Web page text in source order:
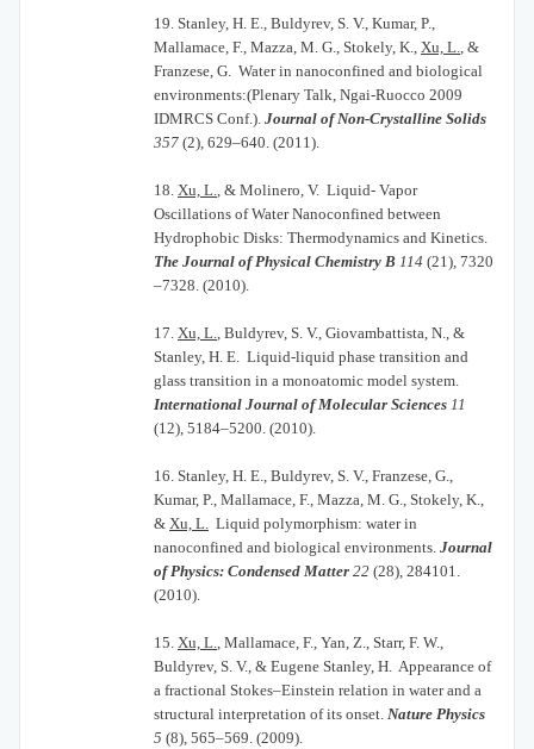
19. Stanley, H. E., Buldyrev, S. V., Kumar, P.,
Mallamace, F., Mazza, M. G., Stokely, K., Xu, L., &
Franzese, G. Water in nanoconfined and biological
environments:(Plenary Talk, Ngai-Ruocco 2009
IDMRCS Conf.). Journal of Non-Crystalline Solids
357 (2), 629–640. (2011).
18. Xu, L., & Molinero, V. Liquid- Vapor
Oscillations of Water Nanoconfined between
Hydrophobic Disks: Thermodynamics and Kinetics.
The Journal of Physical Chemistry B 114 (21), 7320
–7328. (2010).
17. Xu, L., Buldyrev, S. V., Giovambattista, N., &
Stanley, H. E. Liquid-liquid phase transition and
glass transition in a monoatomic model system.
International Journal of Molecular Sciences 11
(12), 5184–5200. (2010).
16. Stanley, H. E., Buldyrev, S. V., Franzese, G.,
Kumar, P., Mallamace, F., Mazza, M. G., Stokely, K.,
& Xu, L. Liquid polymorphism: water in
nanoconfined and biological environments. Journal
of Physics: Condensed Matter 22 (28), 284101.
(2010).
15. Xu, L., Mallamace, F., Yan, Z., Starr, F. W.,
Buldyrev, S. V., & Eugene Stanley, H. Appearance of
a fractional Stokes–Einstein relation in water and a
structural interpretation of its onset. Nature Physics
5 (8), 565–569. (2009).